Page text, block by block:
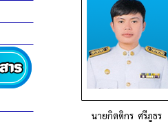
นายกิตติกร ศรีภูธร